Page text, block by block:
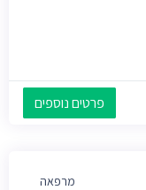
פרטים נוספים
מרפאה